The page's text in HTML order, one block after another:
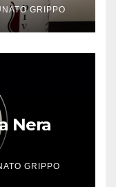
GRIPPO
Nera
GRIPPO